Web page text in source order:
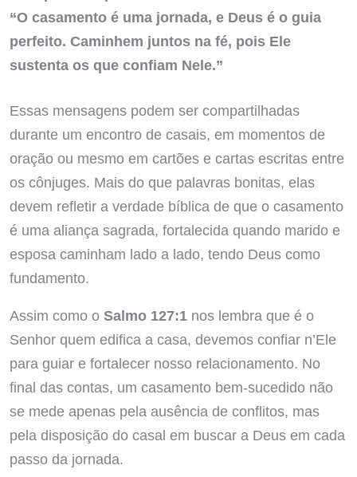
“O casamento é uma jornada, e Deus é o guia
perfeito. Caminhem juntos na fé, pois Ele
sustenta os que confiam Nele.”
Essas mensagens podem ser compartilhadas
durante um encontro de casais, em momentos de
oração ou mesmo em cartões e cartas escritas entre
os cônjuges. Mais do que palavras bonitas, elas
devem refletir a verdade bíblica de que o casamento
é uma aliança sagrada, fortalecida quando marido e
esposa caminham lado a lado, tendo Deus como
fundamento.
Assim como o Salmo 127:1nos lembra que é o
Senhor quem edifica a casa, devemos confiar n’Ele
para guiar e fortalecer nosso relacionamento. No
final das contas, um casamento bem-sucedido não
se mede apenas pela ausência de conflitos, mas
pela disposição do casal em buscar a Deus em cada
passo da jornada.